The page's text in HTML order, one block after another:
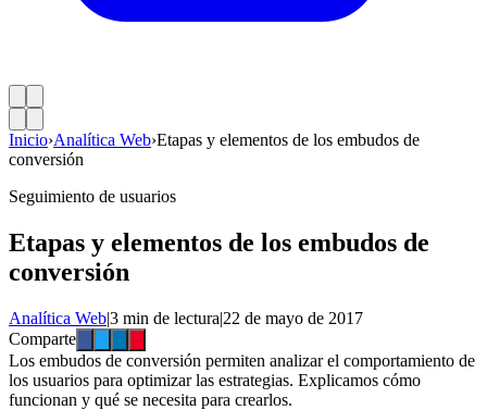
Inicio›Analítica Web›Etapas y elementos de los embudos de
conversión
Seguimiento de usuarios
Etapas y elementos de los embudos de
conversión
Analítica Web|3 min de lectura|22 de mayo de 2017
Comparte
Los embudos de conversión permiten analizar el comportamiento de
los usuarios para optimizar las estrategias. Explicamos cómo
funcionan y qué se necesita para crearlos.